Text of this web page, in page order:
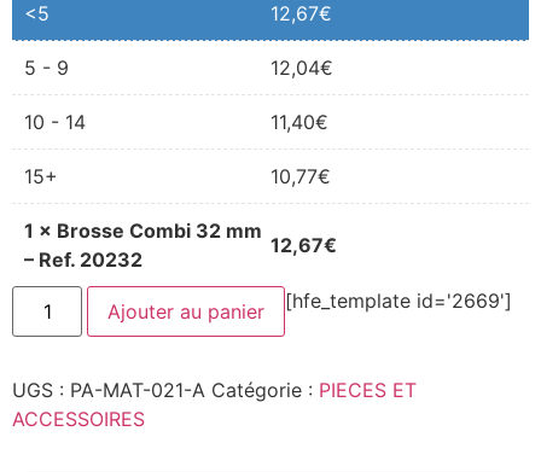
<5 12,67€
5 - 9 12,04€
10 - 14 11,40€
15+ 10,77€
1 × Brosse Combi 32 mm
– Ref. 20232
12,67€
[hfe_template id='2669']
quantité
Brosse
mm
–
Ref.
Ajouter au panier
UGS : PA-MAT-021-A Catégorie : PIECES ET
ACCESSOIRES